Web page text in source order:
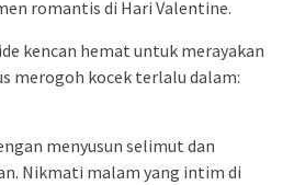
romantis di Hari Valentine.
kencan hemat untuk merayakan
merogoh kocek terlalu dalam:
menyusun selimut dan
Nikmati malam yang intim di